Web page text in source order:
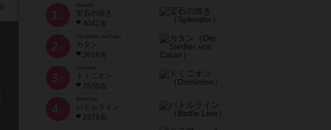
0
1 位
宝石の煌き
4042名
2 位
Die Siedler von Catan
カタン
3616名
3 位
ドミニオン
2530名
4位
Battle Line
バトルライン
2379名